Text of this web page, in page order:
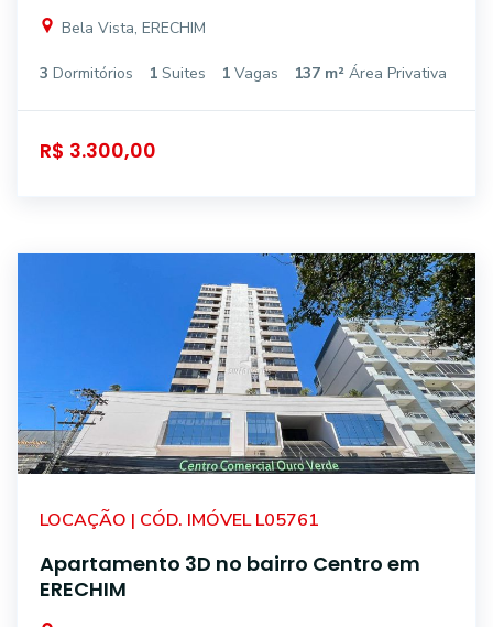
Bela Vista, ERECHIM
3 Dormitórios 1 Suites 1 Vagas 137 m² Área Privativa
R$ 3.300,00
LOCAÇÃO | CÓD. IMÓVEL L05761
Apartamento 3D no bairro Centro em
ERECHIM